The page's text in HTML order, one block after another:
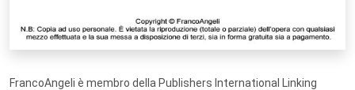
FrancoAngeli è membro della Publishers International Linking